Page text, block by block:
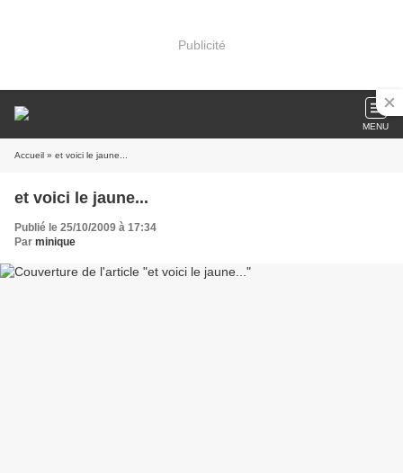
Publicité
MENU
Accueil » et voici le jaune...
et voici le jaune...
Publié le 25/10/2009 à 17:34
Par minique